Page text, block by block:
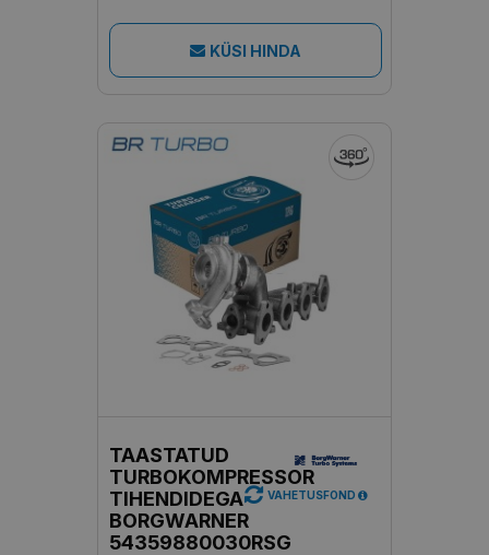
KÜSI HINDA
TAASTATUD
TURBOKOMPRESSOR
TIHENDIDEGA
BORGWARNER
54359880030RSG
VAHETUSFOND